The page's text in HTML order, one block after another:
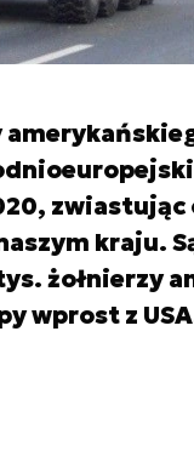
kraju.
żołnierzy
wprost z